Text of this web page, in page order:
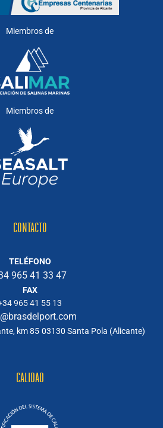
Miembros de
Miembros de
CONTACTO
TELÉFONO
965 41 33 47
FAX
965 41 55 13
km 85 03130 Santa Pola (Alicante)
CALIDAD